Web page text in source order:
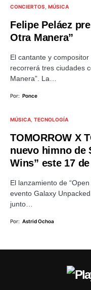
CONCIERTOS MÚSICA
Felipe Peláez
Otra Manera”
El cantante y
recorrerá tres ciudades
Manera”. La…
Por: Ponce
MÚSICA TECNOLOGÍA
TOMORROW X
nuevo himno de
Wins” este 17
El lanzamiento de
evento Galaxy
junto…
Por: Astrid Ochoa